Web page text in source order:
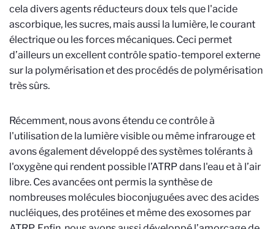
cela divers agents réducteurs doux tels que l'acide
ascorbique, les sucres, mais aussi la lumière, le courant
électrique ou les forces mécaniques. Ceci permet
d’ailleurs un excellent contrôle spatio-temporel externe
sur la polymérisation et des procédés de polymérisation
très sûrs.
Récemment, nous avons étendu ce contrôle à
l'utilisation de la lumière visible ou même infrarouge et
avons également développé des systèmes tolérants à
l'oxygène qui rendent possible l’ATRP dans l'eau et à l’air
libre. Ces avancées ont permis la synthèse de
nombreuses molécules bioconjuguées avec des acides
nucléiques, des protéines et même des exosomes par